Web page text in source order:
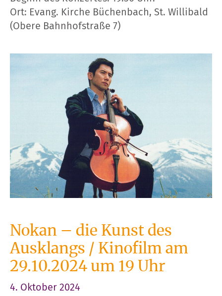
Ort: Evang. Kirche Büchenbach, St. Willibald
(Obere Bahnhofstraße 7)
Nokan – die Kunst des
Ausklangs / Kinofilm am
29.10.2024 um 19 Uhr
4. Oktober 2024